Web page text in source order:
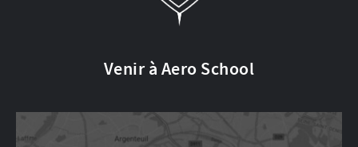
Venir à Aero School